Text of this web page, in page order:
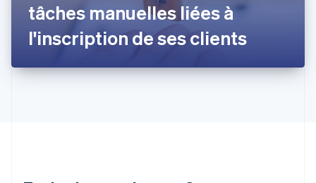
tâches manuelles liées à
l'inscription de ses clients
English
English
English